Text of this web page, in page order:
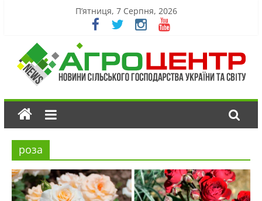
П’ятниця, 7 Серпня, 2026
роза